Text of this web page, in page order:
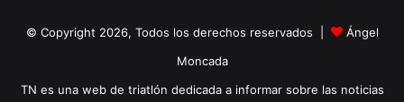
© Copyright 2026, Todos los derechos reservados |
Ángel
Moncada
TN es una web de triatlón dedicada a informar sobre las noticias